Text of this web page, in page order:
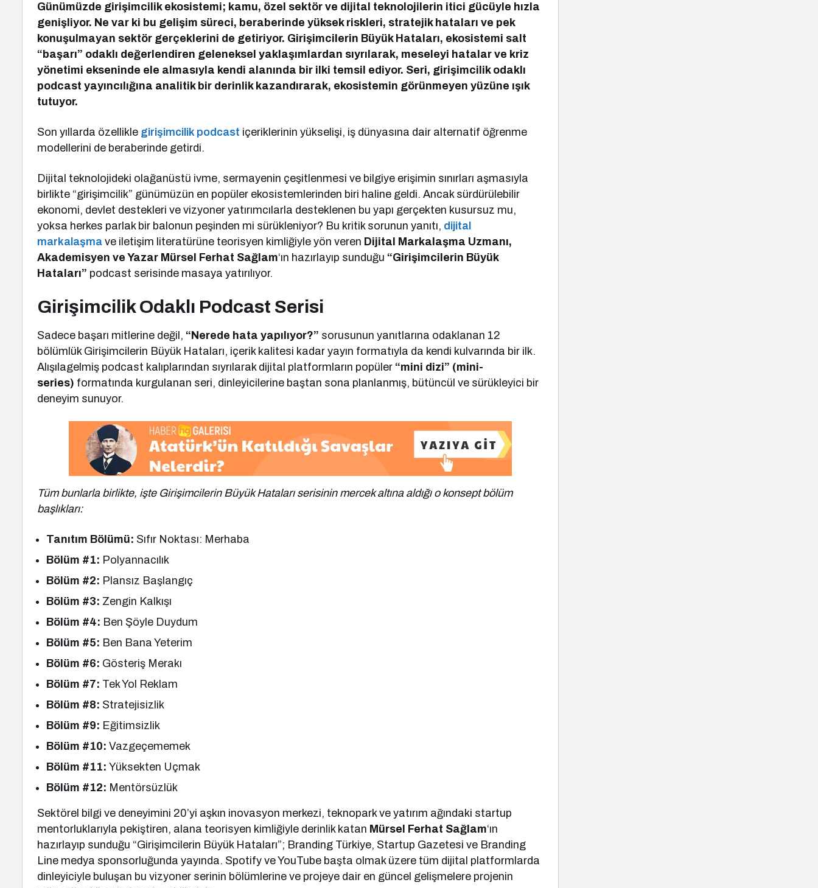
Günümüzde girişimcilik ekosistemi; kamu, özel sektör ve dijital teknolojilerin itici gücüyle hızla
genişliyor. Ne var ki bu gelişim süreci, beraberinde yüksek riskleri, stratejik hataları ve pek
konuşulmayan sektör gerçeklerini de getiriyor. Girişimcilerin Büyük Hataları, ekosistemi salt
“başarı” odaklı değerlendiren geleneksel yaklaşımlardan sıyrılarak, meseleyi hatalar ve kriz
yönetimi ekseninde ele almasıyla kendi alanında bir ilki temsil ediyor. Seri, girişimcilik odaklı
podcast yayıncılığına analitik bir derinlik kazandırarak, ekosistemin görünmeyen yüzüne ışık
tutuyor.
Son yıllarda özellikle girişimcilik podcast içeriklerinin yükselişi, iş dünyasına dair alternatif öğrenme
modellerini de beraberinde getirdi.
Dijital teknolojideki olağanüstü ivme, sermayenin çeşitlenmesi ve bilgiye erişimin sınırları aşmasıyla
birlikte “girişimcilik” günümüzün en popüler ekosistemlerinden biri haline geldi. Ancak sürdürülebilir
ekonomi, devlet destekleri ve vizyoner yatırımcılarla desteklenen bu yapı gerçekten kusursuz mu,
yoksa herkes parlak bir balonun peşinden mi sürükleniyor? Bu kritik sorunun yanıtı, dijital
markalaşma ve iletişim literatürüne teorisyen kimliğiyle yön veren Dijital Markalaşma Uzmanı,
Akademisyen ve Yazar Mürsel Ferhat Sağlam‘ın hazırlayıp sunduğu “Girişimcilerin Büyük
Hataları” podcast serisinde masaya yatırılıyor.
Girişimcilik Odaklı Podcast Serisi
Sadece başarı mitlerine değil, “Nerede hata yapılıyor?” sorusunun yanıtlarına odaklanan 12
bölümlük Girişimcilerin Büyük Hataları, içerik kalitesi kadar yayın formatıyla da kendi kulvarında bir ilk.
Alışılagelmiş podcast kalıplarından sıyrılarak dijital platformların popüler “mini dizi” (mini-
series) formatında kurgulanan seri, dinleyicilerine baştan sona planlanmış, bütüncül ve sürükleyici bir
deneyim sunuyor.
Tüm bunlarla birlikte, işte Girişimcilerin Büyük Hataları serisinin mercek altına aldığı o konsept bölüm
başlıkları:
Tanıtım Bölümü: Sıfır Noktası: Merhaba
Bölüm #1: Polyannacılık
Bölüm #2: Plansız Başlangıç
Bölüm #3: Zengin Kalkışı
Bölüm #4: Ben Şöyle Duydum
Bölüm #5: Ben Bana Yeterim
Bölüm #6: Gösteriş Merakı
Bölüm #7: Tek Yol Reklam
Bölüm #8: Stratejisizlik
Bölüm #9: Eğitimsizlik
Bölüm #10:Vazgeçememek
Bölüm #11:Yüksekten Uçmak
Bölüm #12: Mentörsüzlük
Sektörel bilgi ve deneyimini 20’yi aşkın inovasyon merkezi, teknopark ve yatırım ağındaki startup
mentorluklarıyla pekiştiren, alana teorisyen kimliğiyle derinlik katan Mürsel Ferhat Sağlam‘ın
hazırlayıp sunduğu “Girişimcilerin Büyük Hataları”; Branding Türkiye, Startup Gazetesi ve Branding
Line medya sponsorluğunda yayında. Spotify ve YouTube başta olmak üzere tüm dijital platformlarda
dinleyiciyle buluşan bu vizyoner serinin bölümlerine ve projeye dair en güncel gelişmelere projenin